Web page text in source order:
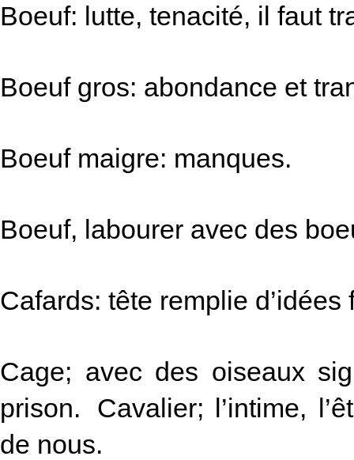
Boeuf: lutte, tenacité, il faut
Boeuf gros: abondance et
Boeuf maigre: manques.
Boeuf, labourer avec des
Cafards: tête remplie d’idées
Cage; avec des oiseaux
prison. Cavalier; l’intime,
de nous.